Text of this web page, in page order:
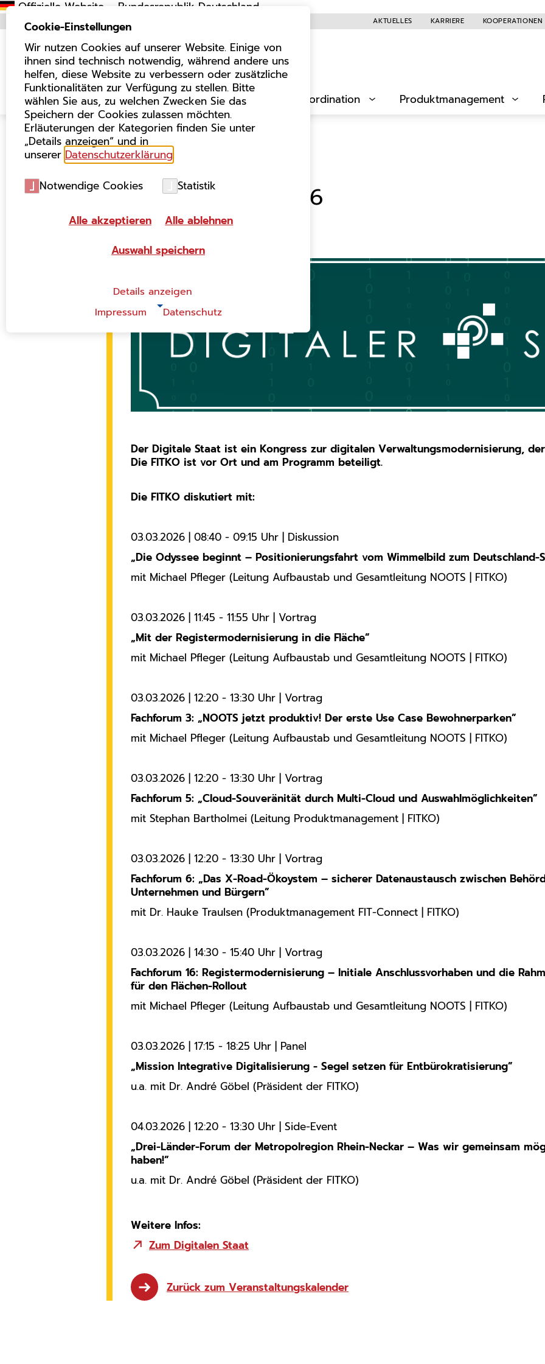
AKTUELLES KARRIERE KOOPERATIONEN
Über uns Föderale Koordination Produktmanagement
FITKO VERANSTALTUNGEN
Digitaler Staat 2026
03.-04. März 2026
Der Digitale Staat ist ein Kongress zur digitalen Verwaltungsmodernisierung,
Die FITKO ist vor Ort und am Programm beteiligt.
Die FITKO diskutiert mit:
03.03.2026 | 08:40 - 09:15 Uhr | Diskussion
„Die Odyssee beginnt – Positionierungsfahrt vom Wimmelbild zum Deutschland-
mit Michael Pfleger (Leitung Aufbaustab und Gesamtleitung NOOTS | FITKO)
03.03.2026 | 11:45 - 11:55 Uhr | Vortrag
„Mit der Registermodernisierung in die Fläche”
mit Michael Pfleger (Leitung Aufbaustab und Gesamtleitung NOOTS | FITKO)
03.03.2026 | 12:20 - 13:30 Uhr | Vortrag
Fachforum 3: „NOOTS jetzt produktiv! Der erste Use Case Bewohnerparken”
mit Michael Pfleger (Leitung Aufbaustab und Gesamtleitung NOOTS | FITKO)
03.03.2026 | 12:20 - 13:30 Uhr | Vortrag
Fachforum 5: „Cloud-Souveränität durch Multi-Cloud und Auswahlmöglichkeiten”
mit Stephan Bartholmei (Leitung Produktmanagement | FITKO)
03.03.2026 | 12:20 - 13:30 Uhr | Vortrag
Fachforum 6: „Das X-Road-Ökoystem – sicherer Datenaustausch zwischen
Unternehmen und Bürgern”
mit Dr. Hauke Traulsen (Produktmanagement FIT-Connect | FITKO)
03.03.2026 | 14:30 - 15:40 Uhr | Vortrag
Fachforum 16: Registermodernisierung – Initiale Anschlussvorhaben und die
für den Flächen-Rollout
mit Michael Pfleger (Leitung Aufbaustab und Gesamtleitung NOOTS | FITKO)
03.03.2026 | 17:15 - 18:25 Uhr | Panel
„Mission Integrative Digitalisierung - Segel setzen für Entbürokratisierung”
u.a. mit Dr. André Göbel (Präsident der FITKO)
04.03.2026 | 12:20 - 13:30 Uhr | Side-Event
„Drei-Länder-Forum der Metropolregion Rhein-Neckar – Was wir gemeinsam
haben!”
u.a. mit Dr. André Göbel (Präsident der FITKO)
Weitere Infos:
Zum Digitalen Staat
Zurück zum Veranstaltungskalender
Cookie-Einstellungen
Wir nutzen Cookies auf unserer Website. Einige von
ihnen sind technisch notwendig, während andere uns
helfen, diese Website zu verbessern oder zusätzliche
Funktionalitäten zur Verfügung zu stellen. Bitte
wählen Sie aus, zu welchen Zwecken Sie das
Speichern der Cookies zulassen möchten.
Erläuterungen der Kategorien finden Sie unter
„Details anzeigen“ und in
unserer Datenschutzerklärung
Notwendige Cookies
Statistik
Alle akzeptieren
Alle ablehnen
Auswahl speichern
Details anzeigen
NOTWENDIGE COOKIES
Notwendige Cookies ermöglichen grundlegende
Funktionen und sind für die einwandfreie Funktion der
Dieser Cookie speichert die
ausgewählten Einverständnis-
Identifizierung eines Benutzers.
Statistik Cookies erfassen Informationen anonym. Diese
Informationen helfen uns zu verstehen, wie unsere
Besucher unsere Website nutzen.
Webanalysedienst. Die
Webanwendung wird auf unserem
Server betrieben, die erfassten
Impressum Datenschutz